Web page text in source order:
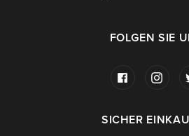
FOLGEN SIE
SICHER